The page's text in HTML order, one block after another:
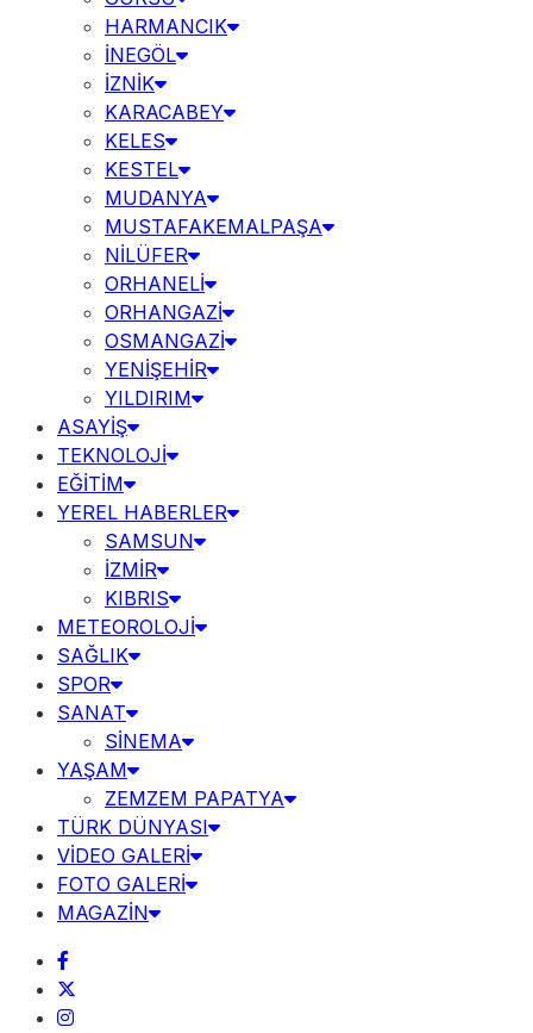
HARMANCIK
İNEGÖL
İZNİK
KARACABEY
KELES
KESTEL
MUDANYA
MUSTAFAKEMALPAŞA
NİLÜFER
ORHANELİ
ORHANGAZİ
OSMANGAZİ
YENİŞEHİR
YILDIRIM
ASAYİŞ
TEKNOLOJİ
EĞİTİM
YEREL HABERLER
SAMSUN
İZMİR
KIBRIS
METEOROLOJİ
SAĞLIK
SPOR
SANAT
SİNEMA
YAŞAM
ZEMZEM PAPATYA
TÜRK DÜNYASI
VİDEO GALERİ
FOTO GALERİ
MAGAZİN